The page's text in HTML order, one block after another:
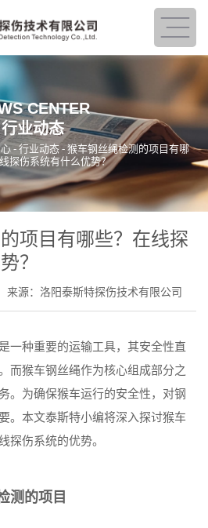
CENTER
行业动态
- 行业动态- 猴车钢丝绳检测的项目有哪
探伤系统有什么优势？
项目有哪些？在线探
？
来源：洛阳泰斯特探伤技术有限公司
种重要的运输工具，其安全性直
而猴车钢丝绳作为核心组成部分之
。为确保猴车运行的安全性，对钢
。本文泰斯特小编将深入探讨猴车
探伤系统的优势。
的项目